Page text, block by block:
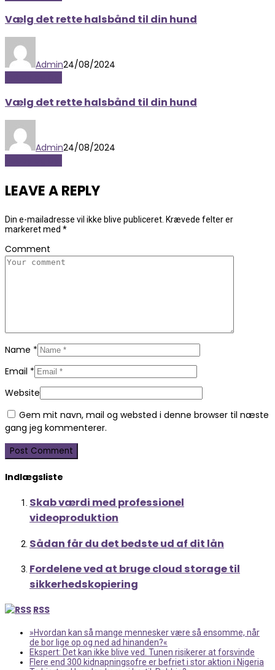
Vælg det rette halsbånd til din hund
Admin24/08/2024
Vælg det rette halsbånd til din hund
Admin24/08/2024
LEAVE A REPLY
Din e-mailadresse vil ikke blive publiceret. Krævede felter er
markeret med *
Comment
Name *
Email *
Website
Gem mit navn, mail og websted i denne browser til næste
gang jeg kommenterer.
Indlægsliste
Skab værdi med professionel
videoproduktion
Sådan får du det bedste ud af dit lån
Fordelene ved at bruge cloud storage til
sikkerhedskopiering
RSS
»Hvordan kan så mange mennesker være så ensomme, når
de bor lige op og ned ad hinanden?«
Ekspert: Det kan ikke blive ved. Tunen risikerer at forsvinde
Flere end 300 kidnapningsofre er befriet i stor aktion i Nigeria